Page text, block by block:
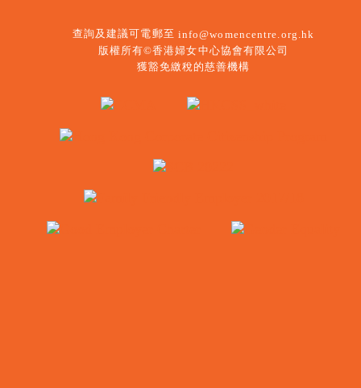
查詢及建議可電郵至 info@womencentre.org.hk
版權所有©香港婦女中心協會有限公司
獲豁免繳稅的慈善機構